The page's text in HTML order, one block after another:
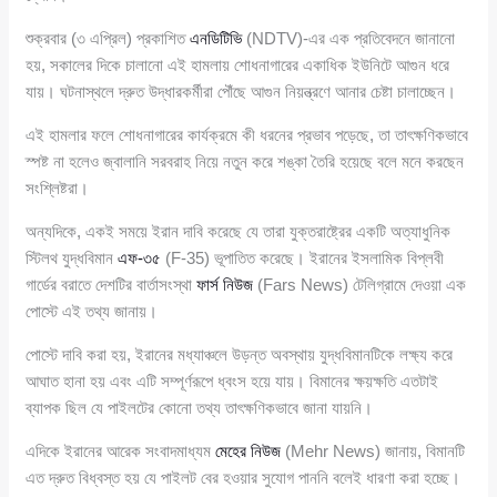
শুক্রবার (৩ এপ্রিল) প্রকাশিতএনডিটিভি(NDTV)-এর এক প্রতিবেদনে জানানো
হয়, সকালের দিকে চালানো এই হামলায় শোধনাগারের একাধিক ইউনিটে আগুন ধরে
যায়। ঘটনাস্থলে দ্রুত উদ্ধারকর্মীরা পৌঁছে আগুন নিয়ন্ত্রণে আনার চেষ্টা চালাচ্ছেন।
এই হামলার ফলে শোধনাগারের কার্যক্রমে কী ধরনের প্রভাব পড়েছে, তা তাৎক্ষণিকভাবে
স্পষ্ট না হলেও জ্বালানি সরবরাহ নিয়ে নতুন করে শঙ্কা তৈরি হয়েছে বলে মনে করছেন
সংশ্লিষ্টরা।
অন্যদিকে, একই সময়ে ইরান দাবি করেছে যে তারা যুক্তরাষ্ট্রের একটি অত্যাধুনিক
স্টিলথ যুদ্ধবিমানএফ-৩৫ (F-35) ভূপাতিত করেছে। ইরানের ইসলামিক বিপ্লবী
গার্ডের বরাতে দেশটির বার্তাসংস্থাফার্স নিউজ (Fars News) টেলিগ্রামে দেওয়া এক
পোস্টে এই তথ্য জানায়।
পোস্টে দাবি করা হয়, ইরানের মধ্যাঞ্চলে উড়ন্ত অবস্থায় যুদ্ধবিমানটিকে লক্ষ্য করে
আঘাত হানা হয় এবং এটি সম্পূর্ণরূপে ধ্বংস হয়ে যায়। বিমানের ক্ষয়ক্ষতি এতটাই
ব্যাপক ছিল যে পাইলটের কোনো তথ্য তাৎক্ষণিকভাবে জানা যায়নি।
এদিকে ইরানের আরেক সংবাদমাধ্যমমেহের নিউজ (Mehr News) জানায়, বিমানটি
এত দ্রুত বিধ্বস্ত হয় যে পাইলট বের হওয়ার সুযোগ পাননি বলেই ধারণা করা হচ্ছে।